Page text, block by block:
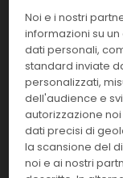
A24291
Confezione:
100 det.
Effettua ilLOGIN
Noi e i nostri
informazioni su
dati personali,
standard inviate
personalizzati,
dell'audience e
autorizzazione noi
dati precisi di
la scansione del
noi e ai nostri